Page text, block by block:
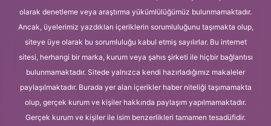
olarak denetleme veya araştırma yükümlülüğümüz bulunmamaktadır.
Ancak, üyelerimiz yazdıkları içeriklerin sorumluluğunu taşımakta olup,
siteye üye olarak bu sorumluluğu kabul etmiş sayılırlar. Bu internet
sitesi, herhangi bir marka, kurum veya şahıs şirketi ile hiçbir bağlantısı
bulunmamaktadır. Sitede yalnızca kendi hazırladığımız makaleler
paylaşılmaktadır. Burada yer alan içerikler haber niteliği taşımamakta
olup, gerçek kurum ve kişiler hakkında paylaşım yapılmamaktadır.
Gerçek kurum ve kişiler ile isim benzerlikleri tamamen tesadüfidir.